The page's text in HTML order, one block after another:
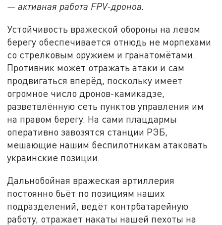
— активная работа FPV-дронов.
Устойчивость вражеской обороны на левом
берегу обеспечивается отнюдь не морпехами
со стрелковым оружием и гранатомётами.
Противник может отражать атаки и сам
продвигаться вперёд, поскольку имеет
огромное число дронов-камикадзе,
разветвлённую сеть пунктов управления им
на правом берегу. На сами плацдармы
оперативно завозятся станции РЭБ,
мешающие нашим беспилотникам атаковать
украинские позиции.
Дальнобойная вражеская артиллерия
постоянно бьёт по позициям наших
подразделений, ведёт контрбатарейную
работу, отражает накаты нашей пехоты на